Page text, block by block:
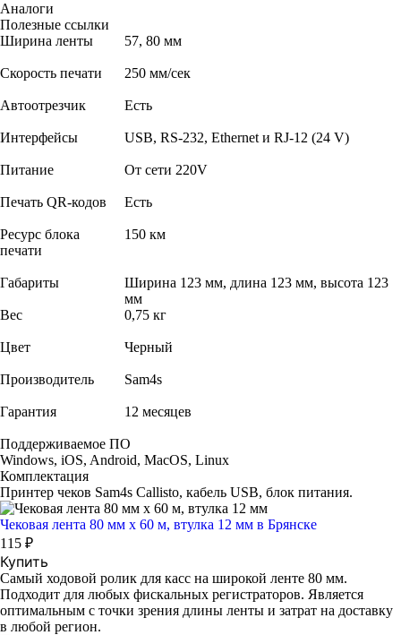
Аналоги
Полезные ссылки
Ширина ленты
57, 80 мм
Скорость печати 250 мм/сек
Автоотрезчик Есть
Интерфейсы USB, RS-232, Ethernet и RJ-12 (24 V)
Питание От сети 220V
Печать QR-кодов Есть
Ресурс блока
печати
150 км
Габариты
Ширина 123 мм, длина 123 мм, высота 123
мм
Вес
0,75 кг
Цвет Черный
Производитель Sam4s
Гарантия 12 месяцев
Поддерживаемое ПО
Windows, iOS, Android, MacOS, Linux
Комплектация
Принтер чеков Sam4s Callisto, кабель USB, блок питания.
Чековая лента 80 мм x 60 м, втулка 12 мм в Брянске
115 ₽
Купить
Самый ходовой ролик для касс на широкой ленте 80 мм.
Подходит для любых фискальных регистраторов. Является
оптимальным с точки зрения длины ленты и затрат на доставку
в любой регион.